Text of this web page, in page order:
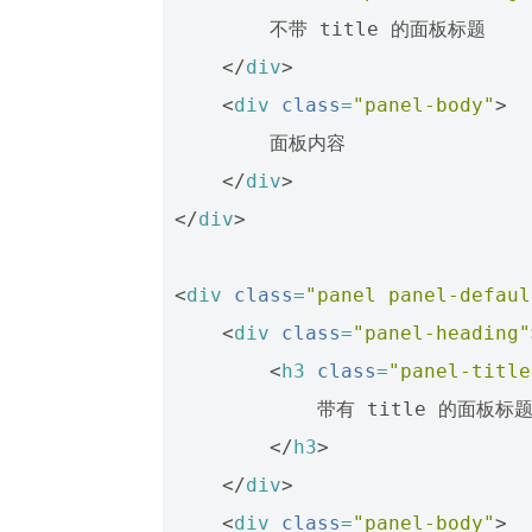
</div>
<div class="panel-body">
</div>
</div>
<div class="panel panel-
<div class="panel-heading"
<h3 class="panel-
</h3>
</div>
<div class="panel-body">